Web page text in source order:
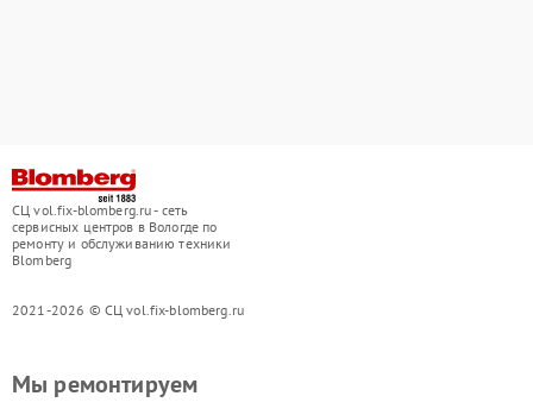
СЦ vol.fix-blomberg.ru - сеть
сервисных центров в Вологде по
ремонту и обслуживанию техники
Blomberg
2021-2026 © СЦ vol.fix-blomberg.ru
Мы ремонтируем